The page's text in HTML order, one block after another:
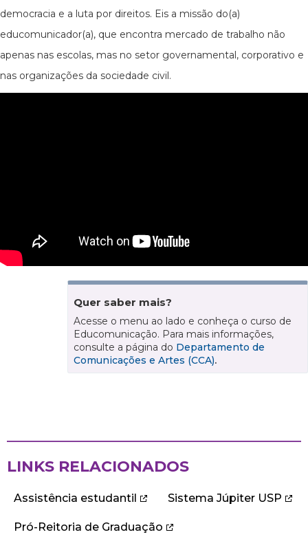
democracia e a luta por direitos. Eis a missão do(a)
educomunicador(a), que encontra mercado de trabalho não
apenas nas escolas, mas no setor governamental, corporativo e
nas organizações da sociedade civil.
Quer saber mais?
Acesse o menu ao lado e conheça o curso de
Educomunicação. Para mais informações,
consulte a página do Departamento de
Comunicações e Artes (CCA).
LINKS RELACIONADOS
Assistência estudantil Sistema Júpiter USP
Pró-Reitoria de Graduação